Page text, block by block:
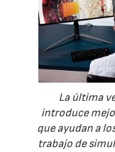
La última
introduce
que ayudan a
trabajo de